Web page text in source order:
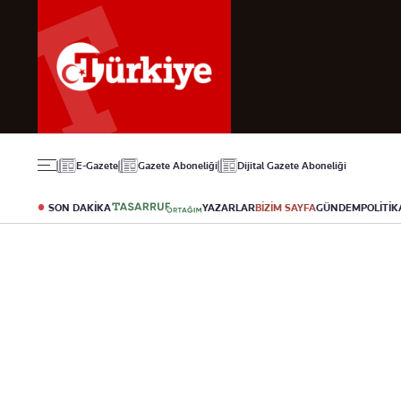
E-Gazete Gazete Aboneliği Dijital Gazete Aboneliği
SON DAKİKA YAZARLARBİZİM SAYFAGÜNDEM
Gündem
Politika
Eğitim
Altın
Döviz
Kripto Para
T-Otomobil
Avrupa Ligi